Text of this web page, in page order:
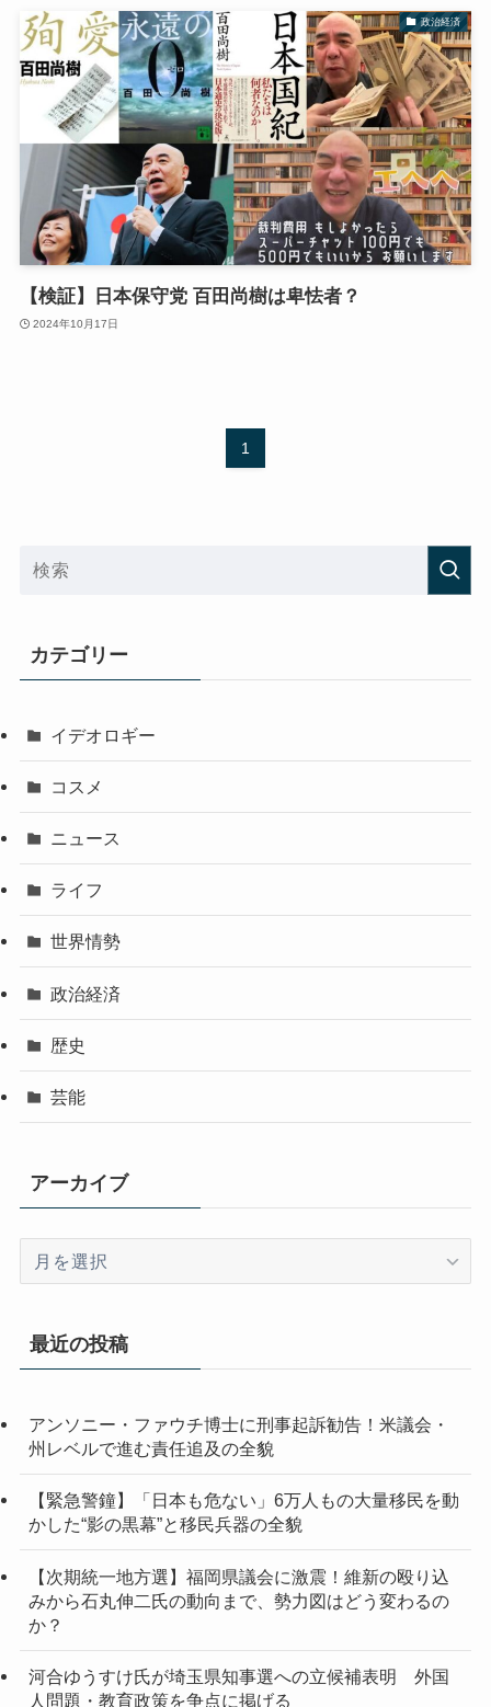
政治経済
【検証】日本保守党 百田尚樹は卑怯者？
2024年10月17日
1
カテゴリー
イデオロギー
コスメ
ニュース
ライフ
世界情勢
政治経済
歴史
芸能
アーカイブ
イ
最近の投稿
アンソニー・ファウチ博士に刑事起訴勧告！米議会・
州レベルで進む責任追及の全貌
【緊急警鐘】「日本も危ない」6万人もの大量移民を動
かした“影の黒幕”と移民兵器の全貌
【次期統一地方選】福岡県議会に激震！維新の殴り込
みから石丸伸二氏の動向まで、勢力図はどう変わるの
か？
河合ゆうすけ氏が埼玉県知事選への立候補表明 外国
人問題・教育政策を争点に掲げる